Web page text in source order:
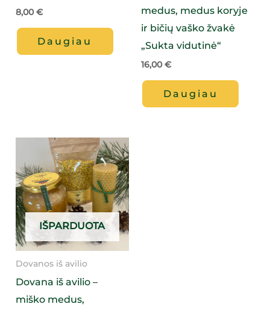
8,00€
Daugiau
medus, medus koryje
ir bičių vaško žvakė
„Sukta vidutinė“
16,00€
Daugiau
IŠPARDUOTA
Dovanos iš avilio
Dovana iš avilio –
miško medus,